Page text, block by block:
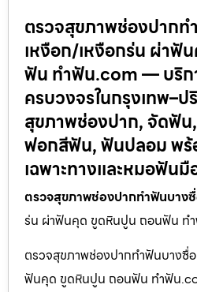
ตรวจสุขภาพช่องปากท
เหงือก/เหงือกร่น ผ่าฟั
ฟัน ทำฟัน.com — บริก
ครบวงจรในกรุงเทพ–
สุขภาพช่องปาก, จัดฟัน
ฟอกสีฟัน, ฟันปลอม พ
เฉพาะทางและหมอฟัน
ตรวจสุขภาพช่องปากทำฟันบาง
ร่น ผ่าฟันคุด ขูดหินปูน ถอนฟัน ท
ตรวจสุขภาพช่องปากทำฟันบางซื่
ฟันคุด ขูดหินปูน ถอนฟัน ทำฟัน